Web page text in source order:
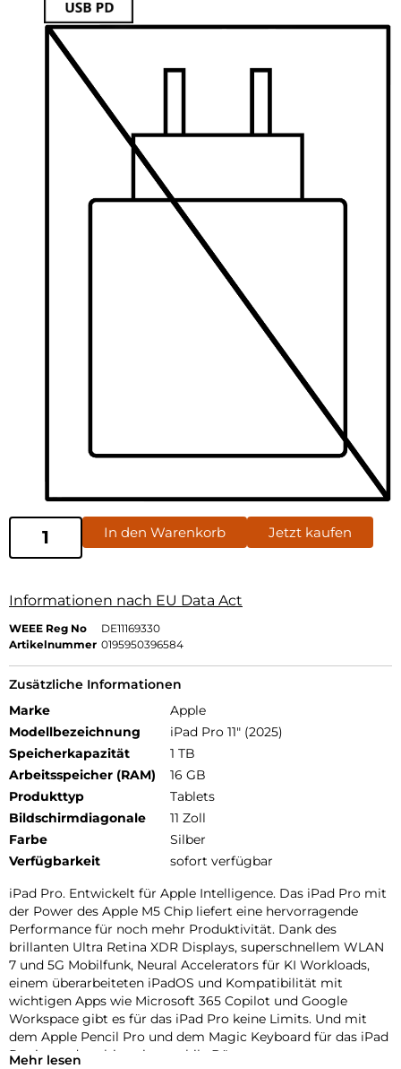
In den Warenkorb Jetzt kaufen
Informationen nach EU Data Act
WEEE Reg No
DE11169330
Artikelnummer 0195950396584
Zusätzliche Informationen
Marke
Apple
Modellbezeichnung
iPad Pro 11" (2025)
Speicherkapazität
1 TB
Arbeitsspeicher (RAM)
16 GB
Produkttyp
Tablets
Bildschirmdiagonale
11 Zoll
Farbe
Silber
Verfügbarkeit
sofort verfügbar
iPad Pro. Entwickelt für Apple Intelligence. Das iPad Pro mit
der Power des Apple M5 Chip liefert eine hervorragende
Performance für noch mehr Produktivität. Dank des
brillanten Ultra Retina XDR Displays, superschnellem WLAN
7 und 5G Mobilfunk, Neural Accelerators für KI Workloads,
einem überarbeiteten iPadOS und Kompatibilität mit
wichtigen Apps wie Microsoft 365 Copilot und Google
Workspace gibt es für das iPad Pro keine Limits. Und mit
dem Apple Pencil Pro und dem Magic Keyboard für das iPad
Pro ist es das ultimative mobile Büro.
Mehr lesen